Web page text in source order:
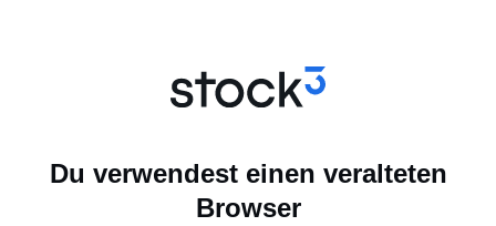
Du verwendest einen veralteten
Browser